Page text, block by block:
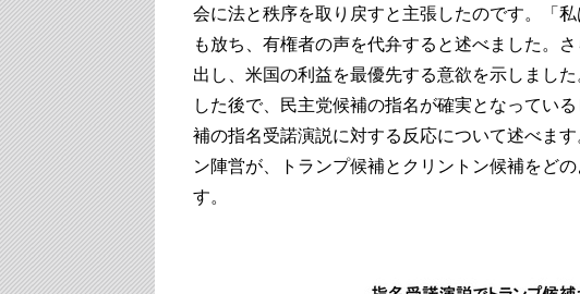
会に法と秩序を取り戻すと主張したのです。「
も放ち、有権者の声を代弁すると述べました。
出し、米国の利益を最優先する意欲を示しまし
した後で、民主党候補の指名が確実となってい
補の指名受諾演説に対する反応について述べま
ン陣営が、トランプ候補とクリントン候補をど
す。